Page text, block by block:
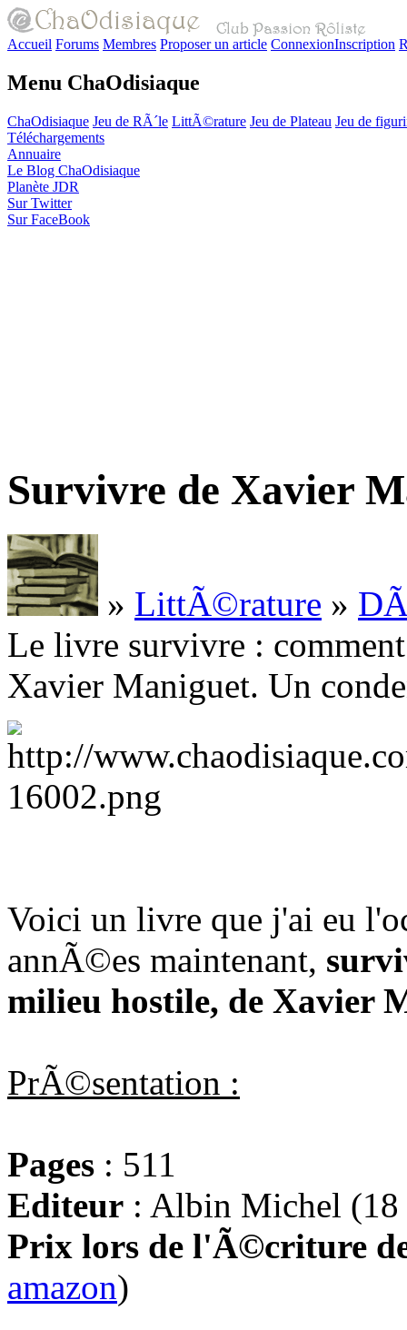
Accueil Forums Membres Proposer un article ConnexionInscription
Menu ChaOdisiaque
ChaOdisiaque Jeu de RÃ´le LittÃ©rature Jeu de Plateau Jeu de
Téléchargements
Annuaire
Le Blog ChaOdisiaque
Planète JDR
Sur Twitter
Sur FaceBook
Survivre de Xavier
» LittÃ©rature »
Le livre survivre :
Xavier Maniguet. Un
Voici un livre que j'ai eu
annÃ©es maintenant,
milieu hostile, de Xavier
PrÃ©sentation :
Pages : 511
Editeur : Albin Michel
Prix lors de l'Ã©criture
amazon)